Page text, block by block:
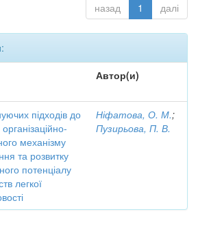
назад 1 далі
Автор(и)
підходів до
механізму
та розвитку
потенціалу
легкої
Ніфатова, О. М.;
Пузирьова, П. В.